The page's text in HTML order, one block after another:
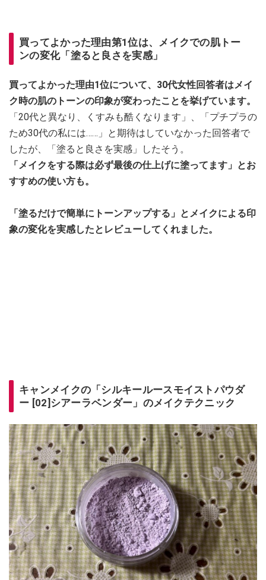
買ってよかった理由第1位は、メイクでの肌トー
ンの変化「塗ると良さを実感」
買ってよかった理由1位について、30代女性回答者はメイ
ク時の肌のトーンの印象が変わったことを挙げています。
「20代と異なり、くすみも酷くなります」、「プチプラの
ため30代の私には……」と期待はしていなかった回答者で
したが、「塗ると良さを実感」したそう。
「メイクをする際は必ず最後の仕上げに塗ってます」とお
すすめの使い方も。
「塗るだけで簡単にトーンアップする」とメイクによる印
象の変化を実感したとレビューしてくれました。
キャンメイクの「シルキールースモイストパウダ
ー [02]シアーラベンダー」のメイクテクニック